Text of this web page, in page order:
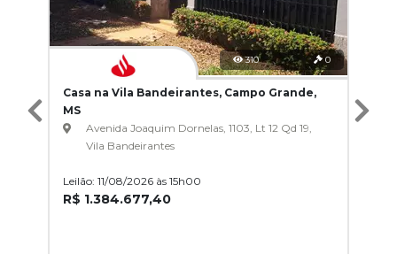
310 0
Casa na Vila Bandeirantes, Campo Grande,
MS
Avenida Joaquim Dornelas, 1103, Lt 12 Qd 19,
Vila Bandeirantes
Leilão: 11/08/2026 às 15h00
R$ 1.384.677,40